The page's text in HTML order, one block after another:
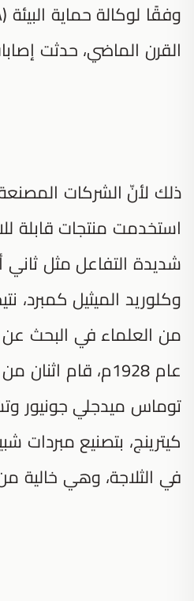
القرن الماضي، حدثت
ذلك لأنّ الشركات المصنعة
استخدمت منتجات قابلة
شديدة التفاعل مثل ثاني
وكلوريد الميثيل كمبرد،
من العلماء في البحث عن
عام 1928م، قام
توماس ميدجلي جونيور
كيترينج، بتصنيع مبردات
في الثلاجة، وهي خالية